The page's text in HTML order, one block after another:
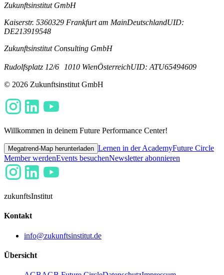
Zukunftsinstitut GmbH
Kaiserstr. 5360329 Frankfurt am MainDeutschlandUID:
DE213919548
Zukunftsinstitut Consulting GmbH
Rudolfsplatz 12/6 1010 WienÖsterreichUID: ATU65494609
© 2026 Zukunftsinstitut GmbH
Willkommen in deinem Future Performance Center!
Megatrend-Map herunterladen Lernen in der AcademyFuture Circle
Member werdenEvents besuchenNewsletter abonnieren
zukunftsInstitut
Kontakt
info@zukunftsinstitut.de
Übersicht